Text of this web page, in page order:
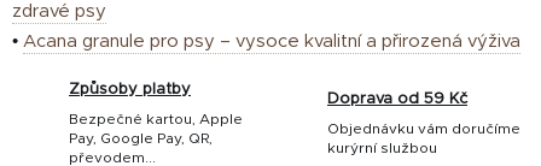
zdravé psy
• Acana granule pro psy – vysoce kvalitní a přirozená výživa
Způsoby platby
Bezpečné kartou, Apple
Pay, Google Pay, QR,
převodem...
Doprava od 59 Kč
Objednávku vám doručíme
kurýrní službou